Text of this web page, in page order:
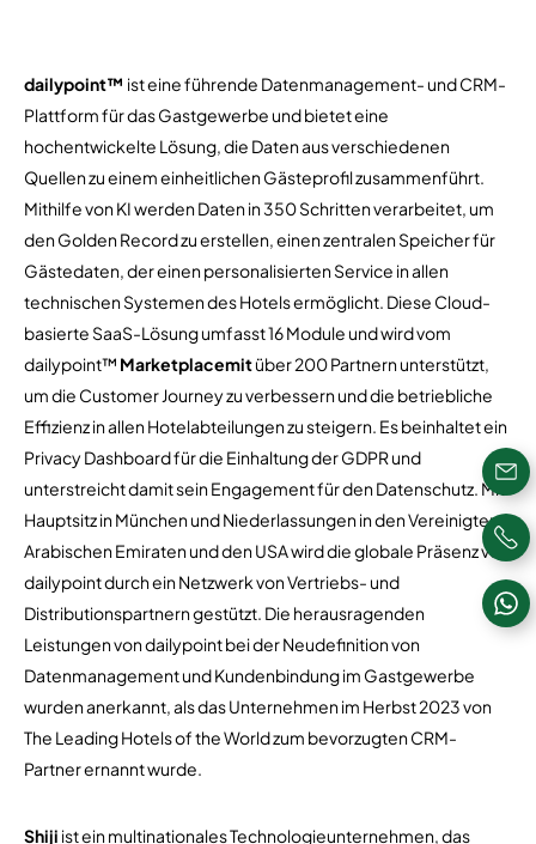
dailypoint™ ist eine führende Datenmanagement- und CRM-
Plattform für das Gastgewerbe und bietet eine
hochentwickelte Lösung, die Daten aus verschiedenen
Quellen zu einem einheitlichen Gästeprofil zusammenführt.
Mithilfe von KI werden Daten in 350 Schritten verarbeitet, um
den Golden Record zu erstellen, einen zentralen Speicher für
Gästedaten, der einen personalisierten Service in allen
technischen Systemen des Hotels ermöglicht. Diese Cloud-
basierte SaaS-Lösung umfasst 16 Module und wird vom
dailypoint™ Marketplacemitüber 200 Partnern unterstützt,
um die Customer Journey zu verbessern und die betriebliche
Effizienz in allen Hotelabteilungen zu steigern. Es beinhaltet ein
Privacy Dashboard für die Einhaltung der GDPR und
unterstreicht damit sein Engagement für den Datenschutz. Mit
Hauptsitz in München und Niederlassungen in den Vereinigten
Arabischen Emiraten und den USA wird die globale Präsenz von
dailypoint durch ein Netzwerk von Vertriebs- und
Distributionspartnern gestützt. Die herausragenden
Leistungen von dailypoint bei der Neudefinition von
Datenmanagement und Kundenbindung im Gastgewerbe
wurden anerkannt, als das Unternehmen im Herbst 2023 von
The Leading Hotels of the World zum bevorzugten CRM-
Partner ernannt wurde.
Shiji ist ein multinationales Technologieunternehmen, das